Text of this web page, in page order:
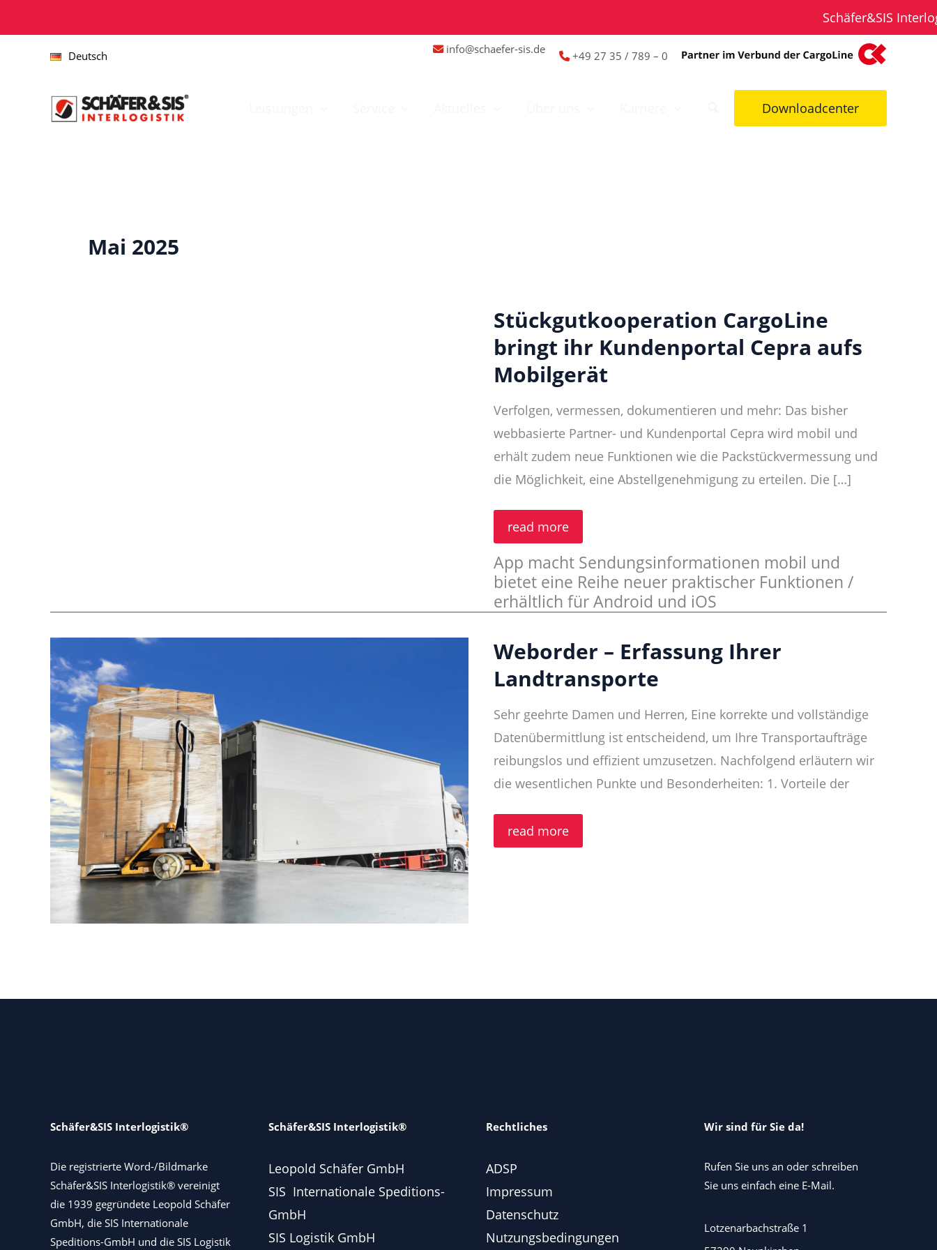
Inhalt
springen
Schäfer&SIS
Deutsch info@schaefer-sis.de +49 27 35 / 789 – 0
Downloadcenter
Mai 2025
Stückgutkooperation CargoLine
bringt ihr Kundenportal Cepra aufs
Mobilgerät
Verfolgen, vermessen, dokumentieren und mehr: Das bisher
webbasierte Partner- und Kundenportal Cepra wird mobil und
erhält zudem neue Funktionen wie die Packstückvermessung und
die Möglichkeit, eine Abstellgenehmigung zu erteilen. Die […]
Stückgutkooperation
ihr
Kundenportal
Cepra
aufs
Mobilgerät
read more
App macht Sendungsinformationen mobil und
bietet eine Reihe neuer praktischer Funktionen /
erhältlich für Android und iOS
Weborder – Erfassung Ihrer
Landtransporte
Sehr geehrte Damen und Herren, Eine korrekte und vollständige
Datenübermittlung ist entscheidend, um Ihre Transportaufträge
reibungslos und effizient umzusetzen. Nachfolgend erläutern wir
die wesentlichen Punkte und Besonderheiten: 1. Vorteile der
Weborder
read more
Schäfer&SIS Interlogistik®
Die registrierte Word-/Bildmarke
Schäfer&SIS Interlogistik® vereinigt
die 1939 gegründete Leopold Schäfer
GmbH, die SIS Internationale
Speditions-GmbH und die SIS Logistik
Schäfer&SIS Interlogistik®
Leopold Schäfer GmbH
SIS Internationale Speditions-
GmbH
SIS Logistik GmbH
Rechtliches
ADSP
Impressum
Datenschutz
Nutzungsbedingungen
Wir sind für Sie da!
Rufen Sie uns an oder schreiben
Sie uns einfach eine E-Mail.
Lotzenarbachstraße 1